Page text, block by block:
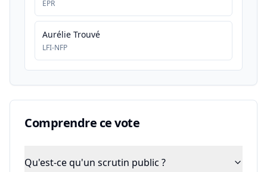
EPR
Aurélie Trouvé
LFI-NFP
Comprendre ce vote
Qu'est-ce qu'un scrutin public ?